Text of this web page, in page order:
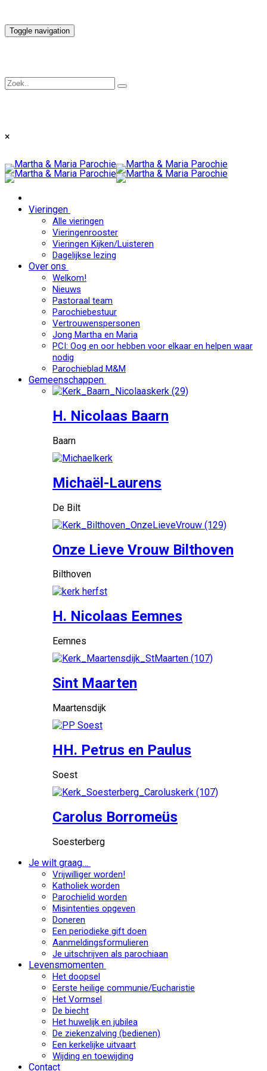
Toggle navigation
×
Vieringen
Alle vieringen
Vieringenrooster
Vieringen Kijken/Luisteren
Dagelijkse lezing
Over ons
Welkom!
Nieuws
Pastoraal team
Parochiebestuur
Vertrouwenspersonen
Jong Martha en Maria
PCI: Oog en oor hebben voor elkaar en helpen waar
nodig
Parochieblad M&M
Gemeenschappen
H. Nicolaas Baarn
Baarn
Michaël-Laurens
De Bilt
Onze Lieve Vrouw Bilthoven
Bilthoven
H. Nicolaas Eemnes
Eemnes
Sint Maarten
Maartensdijk
HH. Petrus en Paulus
Soest
Carolus Borromeüs
Soesterberg
Je wilt graag…
Vrijwilliger worden!
Katholiek worden
Parochielid worden
Misintenties opgeven
Doneren
Een periodieke gift doen
Aanmeldingsformulieren
Je uitschrijven als parochiaan
Levensmomenten
Het doopsel
Eerste heilige communie/Eucharistie
Het Vormsel
De biecht
Het huwelijk en jubilea
De ziekenzalving (bedienen)
Een kerkelijke uitvaart
Wijding en toewijding
Contact